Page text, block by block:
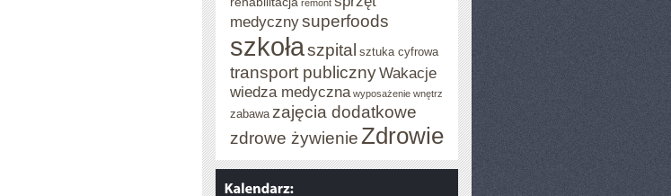
remont
medycznysuperfoods
szkołaszpital sztuka cyfrowa
transport publicznyWakacje
wiedza medyczna wyposażenie wnętrz
zabawa zajęcia dodatkowe
zdrowe żywienieZdrowie